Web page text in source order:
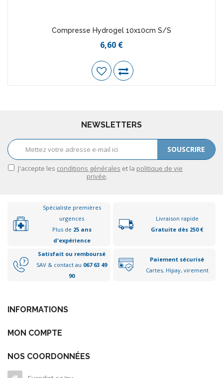
Compresse Hydrogel 10x10cm S/S
6,60 €
NEWSLETTERS
SOUSCRIRE
J'accepte les conditions générales et la politique de vie
privée.
Spécialiste premières
urgences
Plus de 25 ans
d'expérience
Livraison rapide
Gratuite dès 250 €
Satisfait ou remboursé
SAV & contact au 067 63 49
90
Paiement sécurisé
Cartes, Hipay, virement
INFORMATIONS
MON COMPTE
NOS COORDONNÉES